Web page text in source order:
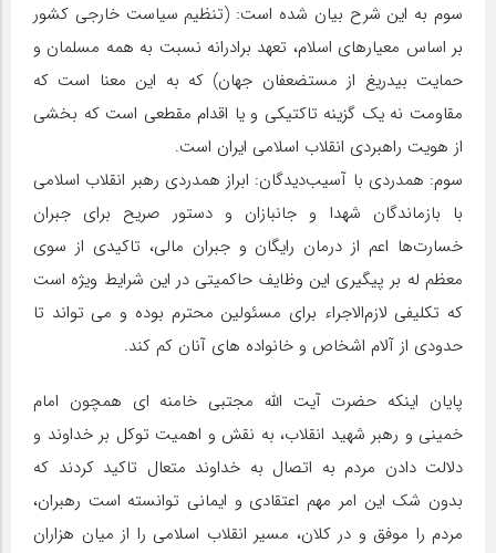
سوم به این شرح بیان شده است: (تنظیم سیاست خارجی کشور
بر اساس معیارهای اسلام، تعهد برادرانه نسبت به همه مسلمان و
حمایت بی‏دریغ از مستضعفان جهان) که به این معنا است که
مقاومت نه یک گزینه تاکتیکی و یا اقدام مقطعی است که بخشی
از هویت راهبردی انقلاب اسلامی ایران است.
سوم: همدردی با آسیب‌دیدگان: ابراز همدردی رهبر انقلاب اسلامی
با بازماندگان شهدا و جانبازان و دستور صریح برای جبران
خسارت‌ها اعم از درمان رایگان و جبران مالی، تاکیدی از سوی
معظم له بر پیگیری این وظایف حاکمیتی در این شرایط ویژه است
که تکلیفی لازم‌الاجراء برای مسئولین محترم بوده و می تواند تا
حدودی از آلام اشخاص و خانواده های آنان کم کند.
پایان اینکه حضرت آیت الله مجتبی خامنه ای همچون امام
خمینی و رهبر شهید انقلاب، به نقش و اهمیت توکل بر خداوند و
دلالت دادن مردم به اتصال به خداوند متعال تاکید کردند که
بدون شک این امر مهم اعتقادی و ایمانی توانسته است رهبران،
مردم را موفق و در کلان، مسیر انقلاب اسلامی را از میان هزاران